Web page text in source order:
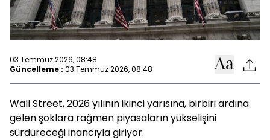
03 Temmuz 2026, 08:48
Güncelleme : 03 Temmuz 2026, 08:48
Wall Street, 2026 yılının ikinci yarısına, birbiri ardına
gelen şoklara rağmen piyasaların yükselişini
sürdüreceği inancıyla giriyor.